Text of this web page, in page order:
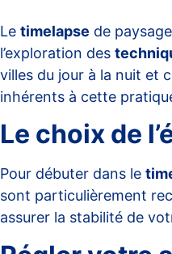
Le timelapse de
l’exploration des
villes du jour à la nuit et
inhérents à cette
Le choix de
Pour débuter dans le
sont particulièrement
assurer la stabilité de